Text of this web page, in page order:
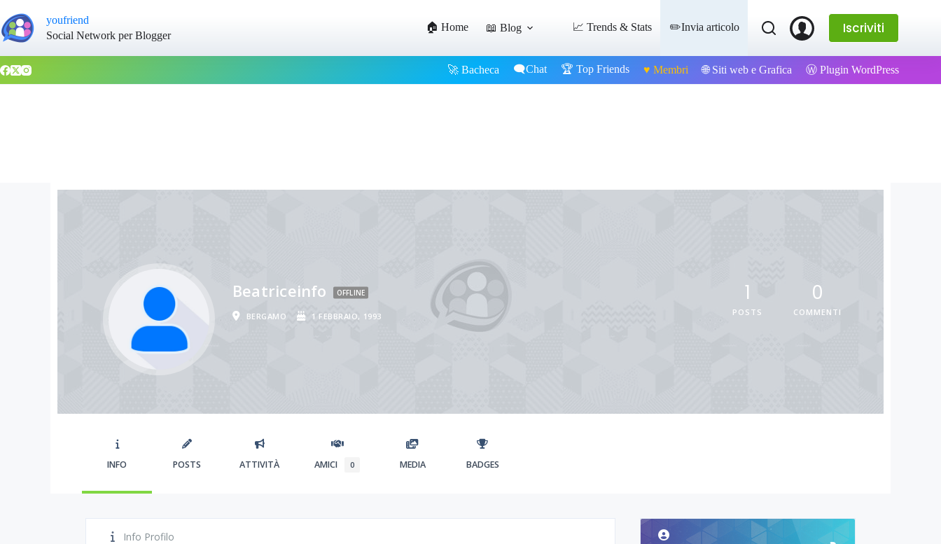
youfriend
Social Network per Blogger
🏠 Home 📖 Blog 📈 Trends & Stats ✏️Invia articolo Iscriviti
🚀 Bacheca 🗨️Chat 🏆 Top Friends ♥️ Membri 🌐 Siti web e Grafica Ⓦ Plugin WordPress
Beatriceinfo OFFLINE
BERGAMO 1 FEBBRAIO, 1993
1
POSTS
0
COMMENTI
INFO POSTS ATTIVITÀ AMICI 0 MEDIA BADGES
Info Profilo